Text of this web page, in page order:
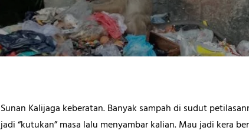
Sunan Kalijaga keberatan. Banyak sampah di sudut
jadi “kutukan” masa lalu menyambar kalian. Mau jadi kera